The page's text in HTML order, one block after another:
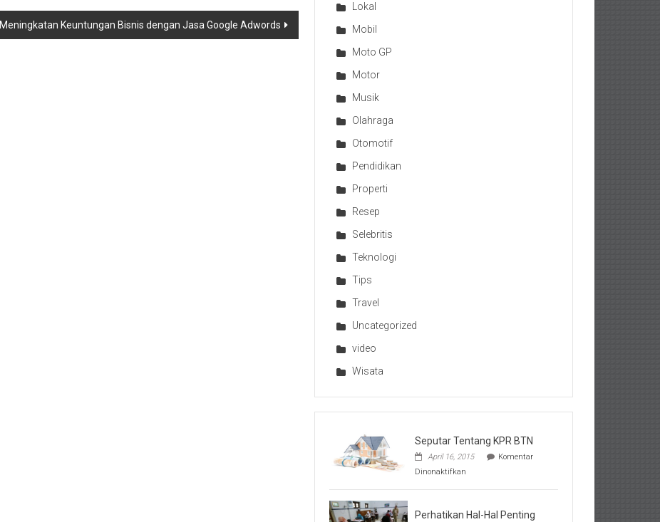
Meningkatan Keuntungan Bisnis dengan Jasa Google Adwords
Lokal
Mobil
Moto GP
Motor
Musik
Olahraga
Otomotif
Pendidikan
Properti
Resep
Selebritis
Teknologi
Tips
Travel
Uncategorized
video
Wisata
Seputar Tentang KPR BTN
April 16, 2015
Komentar
Dinonaktifkan
Tentang
BTN
Perhatikan Hal-Hal Penting